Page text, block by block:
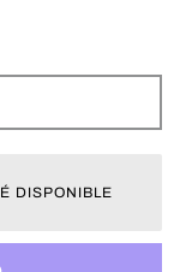
DISPONIBLE